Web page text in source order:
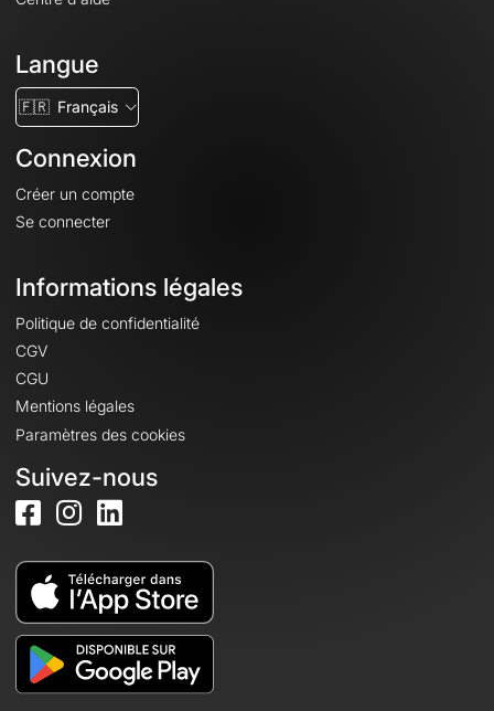
Langue
🇫🇷 Français
Connexion
Créer un compte
Se connecter
Informations légales
Politique de confidentialité
CGV
CGU
Mentions légales
Paramètres des cookies
Suivez-nous